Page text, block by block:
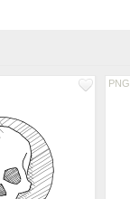
PNG